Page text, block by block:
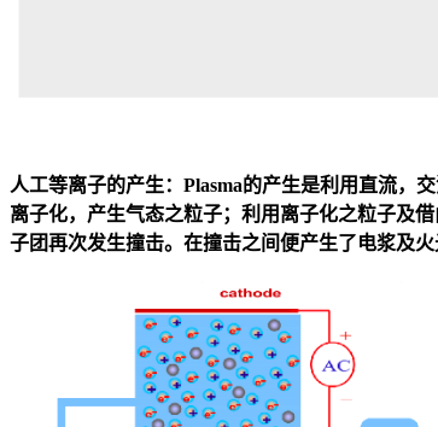
人工等离子的产生：Plasma的产生是利用直流，
离子化，产生气态之粒子；利用离子化之粒子及
子团再次发生撞击。在撞击之间便产生了电浆及